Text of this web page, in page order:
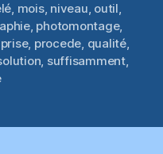
, mois, niveau, outil,
, photomontage,
prise, procede, qualité,
, suffisamment,